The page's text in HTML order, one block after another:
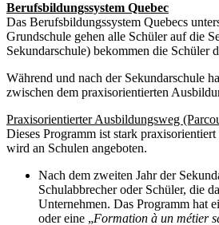
Berufsbildungssystem Quebec
Das Berufsbildungssystem Quebecs
Grundschule gehen alle Schüler auf die
Sekundarschule) bekommen die Schüler
Während und nach der Sekundarschule
zwischen dem praxisorientierten
Praxisorientierter Ausbildungsweg
Dieses Programm ist stark
wird an Schulen angeboten.
Nach dem zweiten Jahr der
Schulabbrecher oder Schüler, die
Unternehmen. Das Programm hat
oder eine „Formation à un métier